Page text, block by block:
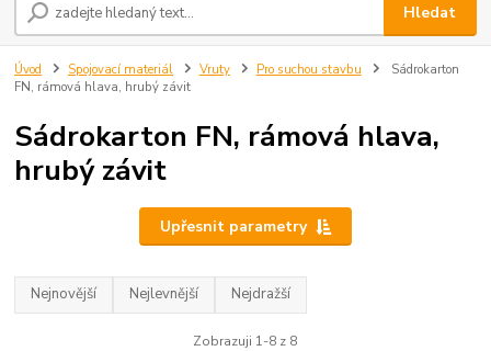
Hledat
Úvod Spojovací materiál Vruty Pro suchou stavbu
Sádrokarton
FN, rámová hlava, hrubý závit
Sádrokarton FN, rámová hlava,
hrubý závit
Upřesnit parametry
Nejnovější Nejlevnější Nejdražší
Zobrazuji 1-8 z 8